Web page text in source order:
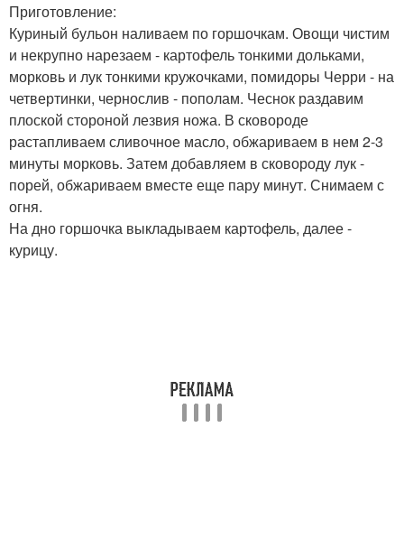
Приготовление:
Куриный бульон наливаем по горшочкам. Овощи чистим
и некрупно нарезаем - картофель тонкими дольками,
морковь и лук тонкими кружочками, помидоры Черри - на
четвертинки, чернослив - пополам. Чеснок раздавим
плоской стороной лезвия ножа. В сковороде
растапливаем сливочное масло, обжариваем в нем 2-3
минуты морковь. Затем добавляем в сковороду лук -
порей, обжариваем вместе еще пару минут. Снимаем с
огня.
На дно горшочка выкладываем картофель, далее -
курицу.